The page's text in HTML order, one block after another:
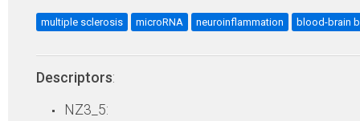
multiple sclerosis microRNA neuroinflammation blood-brain
Descriptors:
NZ3_5: